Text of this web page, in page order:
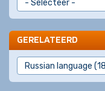
GERELATEERD